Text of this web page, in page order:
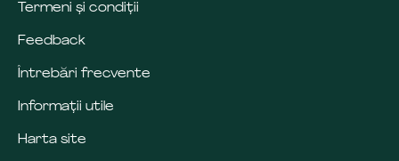
Termeni și condiții
Feedback
Întrebări frecvente
Informații utile
Harta site